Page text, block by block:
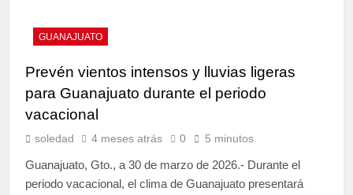
GUANAJUATO
Prevén vientos intensos y lluvias ligeras
para Guanajuato durante el periodo
vacacional
soledad 4 meses atrás 0 5 minutos
Guanajuato, Gto., a 30 de marzo de 2026.- Durante el
periodo vacacional, el clima de Guanajuato presentará